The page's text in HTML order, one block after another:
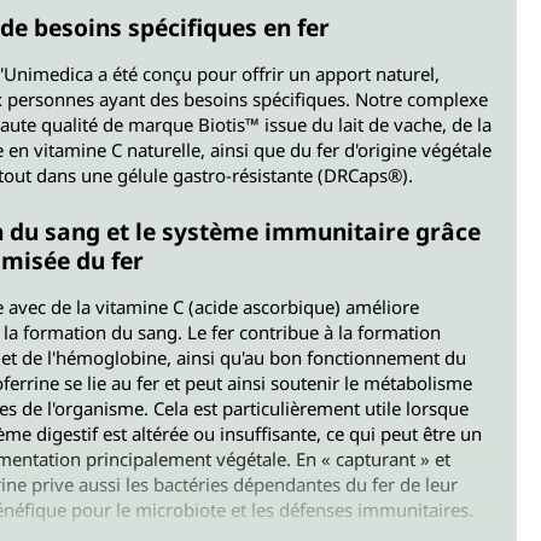
besoins spécifiques en fer
a été conçu pour offrir un apport naturel,
ayant des besoins spécifiques. Notre complexe
qualité de marque Biotis™ issue du lait de vache, de la
vitamine C naturelle, ainsi que du fer d'origine végétale
dans une gélule gastro-résistante (DRCaps®).
sang et le système immunitaire grâce
du fer
de la vitamine C (acide ascorbique) améliore
formation du sang. Le fer contribue à la formation
de l'hémoglobine, ainsi qu'au bon fonctionnement du
se lie au fer et peut ainsi soutenir le métabolisme
de l'organisme. Cela est particulièrement utile lorsque
digestif est altérée ou insuffisante, ce qui peut être un
principalement végétale. En « capturant » et
prive aussi les bactéries dépendantes du fer de leur
pour le microbiote et les défenses immunitaires.